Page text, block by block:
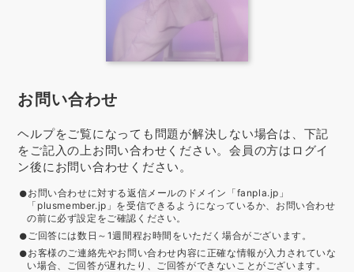
お問い合わせ
ヘルプをご覧になっても問題が解決しない場合は、下記
をご記入の上お問い合わせください。会員の方はログイ
ン後にお問い合わせください。
お問い合わせに対する返信メールのドメイン「fanpla.jp」
「plusmember.jp」を受信できるようになっているか、お問い合わせ
の前に必ず設定をご確認ください。
ご回答には数日～1週間程お時間をいただく場合がございます。
お客様のご連絡先やお問い合わせ内容に正確な情報が入力されていな
い場合、ご回答が遅れたり、ご回答ができないことがございます。